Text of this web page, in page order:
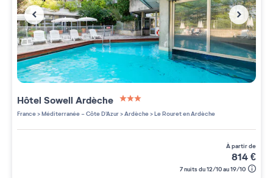
Hôtel Sowell Ardèche
3 étoiles sur 5
France>Méditerranée - Côte D'Azur>Ardèche>Le Rouret en Ardèche
à partir de
814€
7 nuits du 12/10 au 19/10